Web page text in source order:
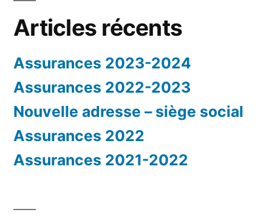
Articles récents
Assurances 2023-2024
Assurances 2022-2023
Nouvelle adresse – siège social
Assurances 2022
Assurances 2021-2022